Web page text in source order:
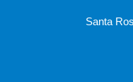
Santa